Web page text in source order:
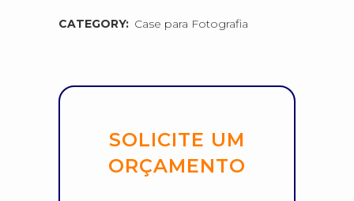
CATEGORY: Case para Fotografia
SOLICITE UM
ORÇAMENTO